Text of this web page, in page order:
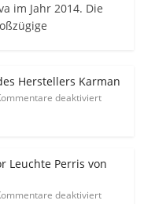
im Jahr 2014. Die
Herstellers Karman
deaktiviert
Leuchte Perris von
deaktiviert